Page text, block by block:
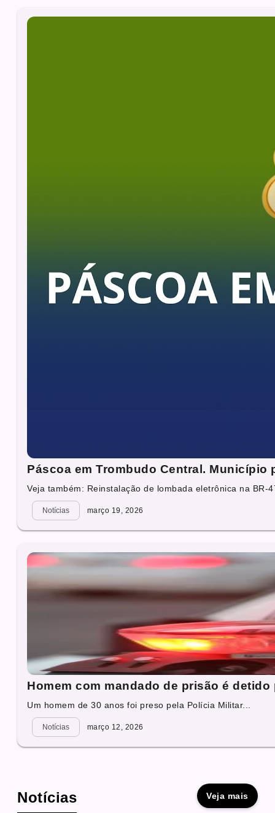
Páscoa em Trombudo Central.
Veja também: Reinstalação de lombada eletrônica na BR-
Notícias março 19, 2026
Homem com mandado de prisão é
Um homem de 30 anos foi preso pela Polícia Militar...
Notícias março 12, 2026
Notícias Veja mais